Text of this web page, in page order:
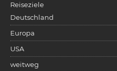
Reiseziele
Deutschland
Europa
USA
weitweg